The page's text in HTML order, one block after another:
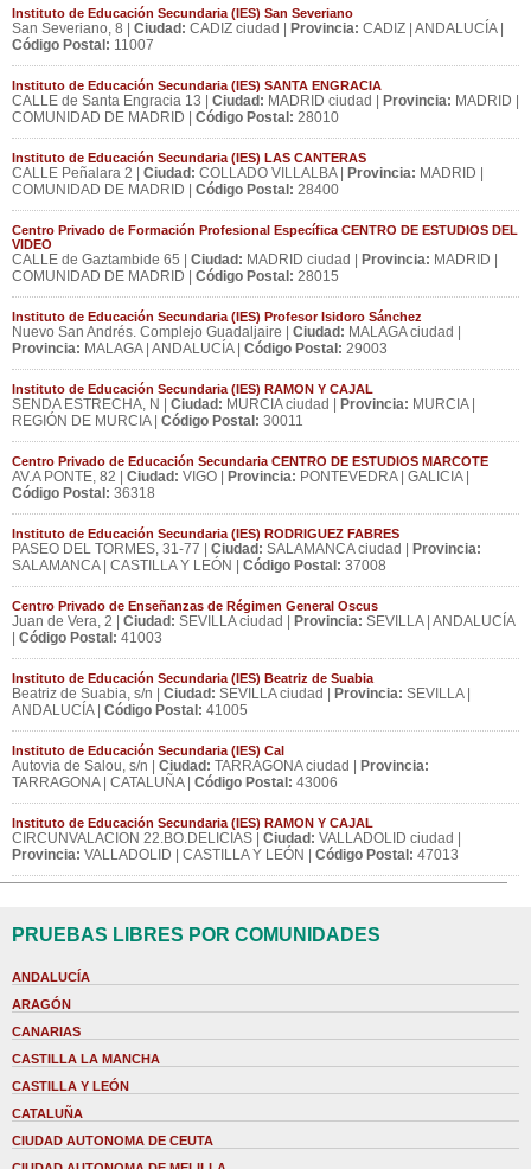
Instituto de Educación Secundaria (IES) San Severiano
San Severiano, 8 | Ciudad: CADIZ ciudad | Provincia: CADIZ | ANDALUCÍA |
Código Postal: 11007
Instituto de Educación Secundaria (IES) SANTA ENGRACIA
CALLE de Santa Engracia 13 | Ciudad: MADRID ciudad | Provincia: MADRID |
COMUNIDAD DE MADRID | Código Postal: 28010
Instituto de Educación Secundaria (IES) LAS CANTERAS
CALLE Peñalara 2 | Ciudad: COLLADO VILLALBA | Provincia: MADRID |
COMUNIDAD DE MADRID | Código Postal: 28400
Centro Privado de Formación Profesional Específica CENTRO DE ESTUDIOS DEL
VIDEO
CALLE de Gaztambide 65 | Ciudad: MADRID ciudad | Provincia: MADRID |
COMUNIDAD DE MADRID | Código Postal: 28015
Instituto de Educación Secundaria (IES) Profesor Isidoro Sánchez
Nuevo San Andrés. Complejo Guadaljaire | Ciudad: MALAGA ciudad |
Provincia: MALAGA | ANDALUCÍA | Código Postal: 29003
Instituto de Educación Secundaria (IES) RAMON Y CAJAL
SENDA ESTRECHA, N | Ciudad: MURCIA ciudad | Provincia: MURCIA |
REGIÓN DE MURCIA | Código Postal: 30011
Centro Privado de Educación Secundaria CENTRO DE ESTUDIOS MARCOTE
AV.A PONTE, 82 | Ciudad: VIGO | Provincia: PONTEVEDRA | GALICIA |
Código Postal: 36318
Instituto de Educación Secundaria (IES) RODRIGUEZ FABRES
PASEO DEL TORMES, 31-77 | Ciudad: SALAMANCA ciudad |
Provincia:
SALAMANCA | CASTILLA Y LEÓN | Código Postal: 37008
Centro Privado de Enseñanzas de Régimen General Oscus
Juan de Vera, 2 | Ciudad: SEVILLA ciudad | Provincia: SEVILLA | ANDALUCÍA
Código Postal: 41003
Instituto de Educación Secundaria (IES) Beatriz de Suabia
Beatriz de Suabia, s/n | Ciudad: SEVILLA ciudad | Provincia: SEVILLA |
ANDALUCÍA | Código Postal: 41005
Instituto de Educación Secundaria (IES) Cal
Autovia de Salou, s/n | Ciudad: TARRAGONA ciudad |
Provincia:
TARRAGONA | CATALUÑA | Código Postal: 43006
Instituto de Educación Secundaria (IES) RAMON Y CAJAL
CIRCUNVALACION 22.BO.DELICIAS | Ciudad: VALLADOLID ciudad |
Provincia: VALLADOLID | CASTILLA Y LEÓN | Código Postal: 47013
PRUEBAS LIBRES POR COMUNIDADES
ANDALUCÍA
ARAGÓN
CANARIAS
CASTILLA LA MANCHA
CASTILLA Y LEÓN
CATALUÑA
CIUDAD AUTONOMA DE CEUTA